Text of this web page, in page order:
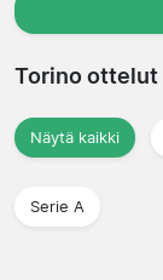
Torino ottelut
Näytä kaikki
Serie A